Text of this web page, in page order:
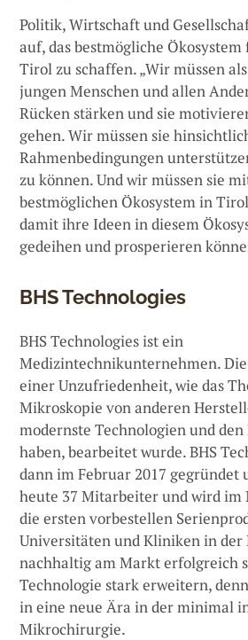
Politik, Wirtschaft und
auf, das bestmögliche
Tirol zu schaffen. „Wir müssen
jungen Menschen und allen
Rücken stärken und sie
gehen. Wir müssen sie
Rahmenbedingungen
zu können. Und wir müssen sie
bestmöglichen Ökosystem in
damit ihre Ideen in diesem
gedeihen und prosperieren
BHS Technologies
BHS Technologies ist ein
Medizintechnikunternehmen.
einer Unzufriedenheit, wie das
Mikroskopie von anderen
modernste Technologien und
haben, bearbeitet wurde. BHS
dann im Februar 2017
heute 37 Mitarbeiter und wird im
die ersten vorbestellen
Universitäten und Kliniken in der
nachhaltig am Markt erfolgreich
Technologie stark erweitern,
in eine neue Ära in der minimal
Mikrochirurgie.